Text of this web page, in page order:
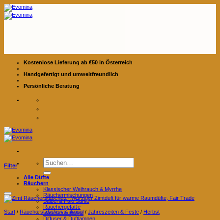
Zum
Inhalt
springen
Kostenlose Lieferung ab €50 in Österreich
Handgefertigt und umweltfreundlich
Persönliche Beratung
Suchen
nach:
Alle Düfte
Räuchern
Klassischer Weihrauch & Myrrhe
Räuchermischungen
Salbei & Palo Santo
Räuchergefäße
Räucherzubehör
Diffuser & Duftlampen
Filter
Start / Räucherstäbchen & -kegel / Jahreszeiten & Feste / Herbst